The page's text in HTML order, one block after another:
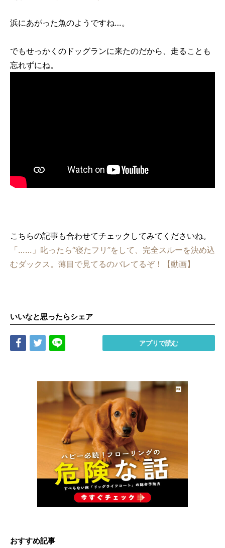
浜にあがった魚のようですね…。
でもせっかくのドッグランに来たのだから、走ることも
忘れずにね。
こちらの記事も合わせてチェックしてみてくださいね。
「……」叱ったら“寝たフリ”をして、完全スルーを決め込
むダックス。薄目で見てるのバレてるぞ！【動画】
いいなと思ったらシェア
Share Tweet アプリで読む
おすすめ記事